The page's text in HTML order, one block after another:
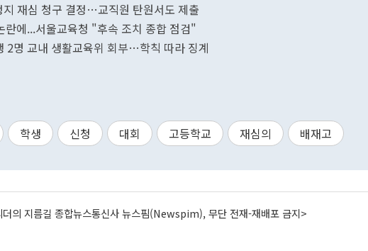
재심 청구 결정…교직원 탄원서도 제출
에...서울교육청 "후속 조치 종합 점검"
2명 교내 생활교육위 회부…학칙 따라 징계
학생 신청 대회 고등학교 재심의 배재고
의 지름길 종합뉴스통신사 뉴스핌(Newspim), 무단 전재-재배포 금지>